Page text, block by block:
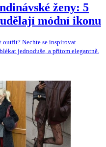
ženy: 5
módní ikonu
outfit? Nechte se inspirovat
jednoduše, a přitom elegantně.